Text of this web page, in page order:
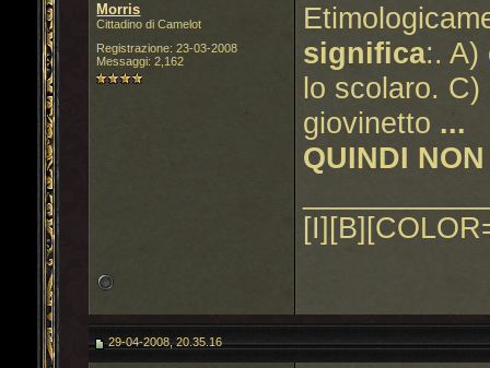
Morris
Cittadino di Camelot
Registrazione: 23-03-2008
Messaggi: 2,162
significa:. A)
lo scolaro.
giovinetto ...
QUINDI
29-04-2008, 20.35.16